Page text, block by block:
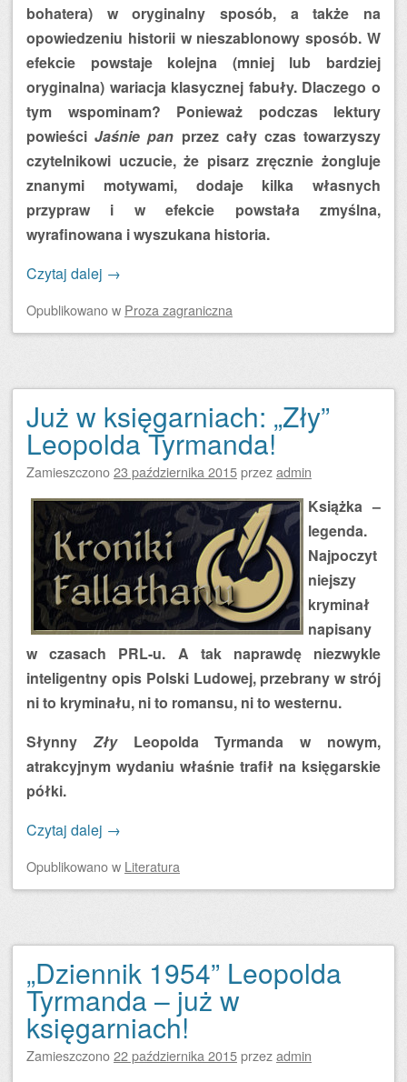
bohatera) w oryginalny sposób, a także na
opowiedzeniu historii w nieszablonowy sposób. W
efekcie powstaje kolejna (mniej lub bardziej
oryginalna) wariacja klasycznej fabuły. Dlaczego o
tym wspominam? Ponieważ podczas lektury
powieściJaśnie pan przez cały czas towarzyszy
czytelnikowi uczucie, że pisarz zręcznie żongluje
znanymi motywami, dodaje kilka własnych
przypraw i w efekcie powstała zmyślna,
wyrafinowana i wyszukana historia.
Czytaj dalej →
Opublikowanow Proza zagraniczna
Już w księgarniach: „Zły”
Leopolda Tyrmanda!
Zamieszczono23 października 2015przezadmin
Książka –
legenda.
Najpoczyt
niejszy
kryminał
napisany
w czasach PRL-u. A tak naprawdę niezwykle
inteligentny opis Polski Ludowej, przebrany w strój
ni to kryminału, ni to romansu, ni to westernu.
Słynny ZłyLeopolda Tyrmanda w nowym,
atrakcyjnym wydaniu właśnie trafił na księgarskie
półki.
Czytaj dalej →
Opublikowanow Literatura
„Dziennik 1954” Leopolda
Tyrmanda – już w
księgarniach!
Zamieszczono22 października 2015przezadmin